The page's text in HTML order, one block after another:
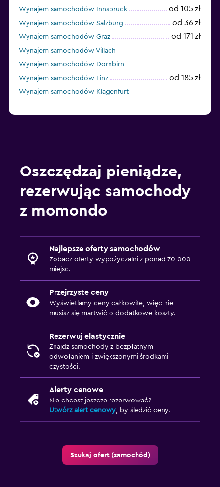
Wynajem samochodów Innsbruck od 105 zł
Wynajem samochodów Salzburg od 36 zł
Wynajem samochodów Graz od 171 zł
Wynajem samochodów Villach
Wynajem samochodów Dornbirn
Wynajem samochodów Linz
od 185 zł
Wynajem samochodów Klagenfurt
Oszczędzaj pieniądze,
rezerwując samochody
z momondo
Najlepsze oferty samochodów
Zobacz oferty wypożyczalni z ponad 70 000
miejsc.
Przejrzyste ceny
Wyświetlamy ceny całkowite, więc nie
musisz się martwić o dodatkowe koszty.
Rezerwuj elastycznie
Znajdź samochody z bezpłatnym
odwołaniem i zwiększonymi środkami
czystości.
Alerty cenowe
Nie chcesz jeszcze rezerwować?
Utwórz alert cenowy, by śledzić ceny.
Szukaj ofert (samochód)